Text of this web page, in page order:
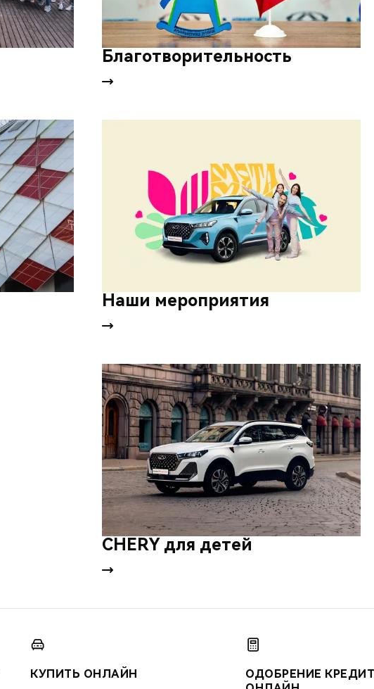
Благотворительность
Наши мероприятия
CHERY для детей
КУПИТЬ ОНЛАЙН
ОДОБРЕНИЕ